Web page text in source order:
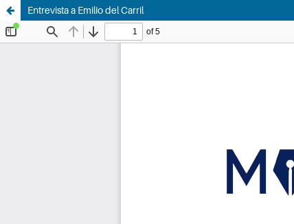
Entrevista a Emilio del Carril